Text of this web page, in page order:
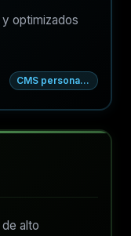
optimizados
CMS personalizado
alto